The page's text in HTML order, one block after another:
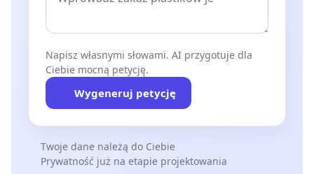
Napisz własnymi słowami. AI przygotuje dla
Ciebie mocną petycję.
Wygeneruj petycję
Twoje dane należą do Ciebie
Prywatność już na etapie projektowania